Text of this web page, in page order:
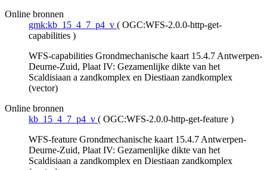
Online bronnen
gmk:kb_15_4_7_p4_v ( OGC:WFS-2.0.0-http-get-
capabilities )
WFS-capabilities Grondmechanische kaart 15.4.7 Antwerpen-
Deurne-Zuid, Plaat IV: Gezamenlijke dikte van het
Scaldisiaan a zandkomplex en Diestiaan zandkomplex
(vector)
Online bronnen
kb_15_4_7_p4_v ( OGC:WFS-2.0.0-http-get-feature )
WFS-feature Grondmechanische kaart 15.4.7 Antwerpen-
Deurne-Zuid, Plaat IV: Gezamenlijke dikte van het
Scaldisiaan a zandkomplex en Diestiaan zandkomplex